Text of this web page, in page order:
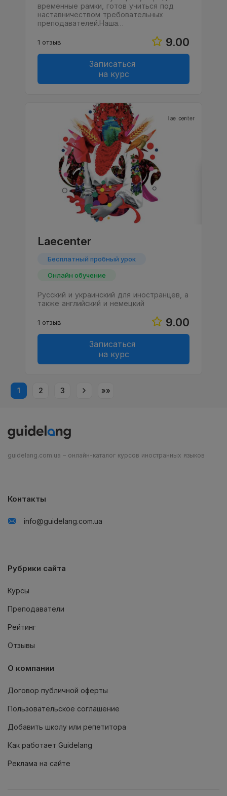
временные рамки, готов учиться под
наставничеством требовательных
преподавателей.Наша…
9.00
1 отзыв
Записаться
на курс
Laecenter
Бесплатный пробный урок
Онлайн обучение
Русский и украинский для иностранцев, а
также английский и немецкий
9.00
1 отзыв
Записаться
на курс
1 2 3 »»
guidelang.com.ua – онлайн-каталог курсов иностранных языков
Контакты
info@guidelang.com.ua
Рубрики сайта
Курсы
Преподаватели
Рейтинг
Отзывы
О компании
Договор публичной оферты
Пользовательское соглашение
Добавить школу или репетитора
Как работает Guidelang
Реклама на сайте